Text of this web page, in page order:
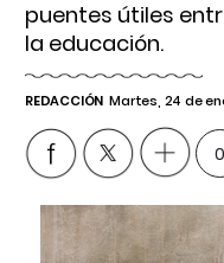
puentes útiles
la educación.
REDACCIÓN Martes, 24 de
0